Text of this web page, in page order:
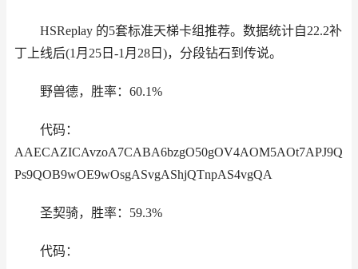
HSReplay 的5套标准天梯卡组推荐。数据统计自22.2补
丁上线后(1月25日-1月28日)，分段钻石到传说。
野兽德，胜率：60.1%
代码：
AAECAZICAvzoA7CABA6bzgO50gOV4AOM5AOt7APJ9Q
Ps9QOB9wOE9wOsgASvgAShjQTnpAS4vgQA
圣契骑，胜率：59.3%
代码：